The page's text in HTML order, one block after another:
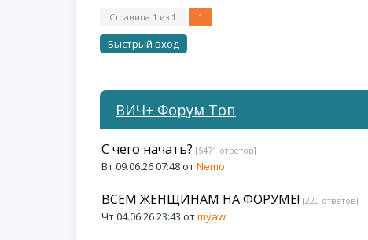
Страница 1 из 1 1
ВИЧ+ Форум Топ
С чего начать? [5471 ответов]
Вт 09.06.26 07:48 отNemo
ВСЕМ ЖЕНЩИНАМ НА ФОРУМЕ! [220 ответов]
Чт 04.06.26 23:43 отmyaw